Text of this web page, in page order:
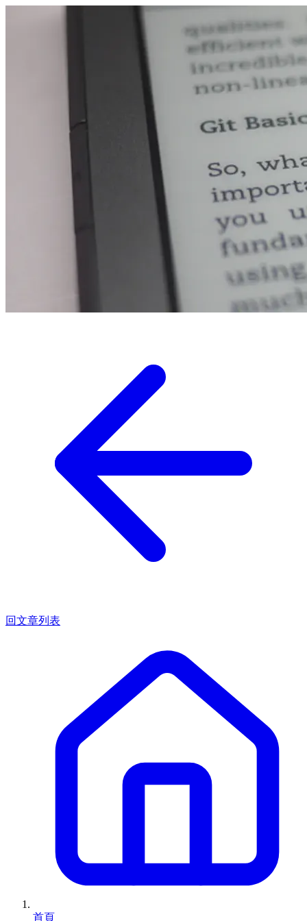
回文章列表
首頁